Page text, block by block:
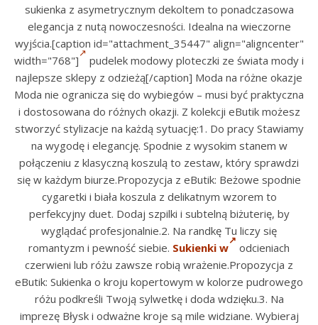
sukienka z asymetrycznym dekoltem to ponadczasowa
elegancja z nutą nowoczesności. Idealna na wieczorne
wyjścia.[caption id="attachment_35447" align="aligncenter"
width="768"]
pudelek modowy ploteczki ze świata mody i
najlepsze sklepy z odzieżą[/caption] Moda na różne okazje
Moda nie ogranicza się do wybiegów – musi być praktyczna
i dostosowana do różnych okazji. Z kolekcji eButik możesz
stworzyć stylizacje na każdą sytuację:1. Do pracy Stawiamy
na wygodę i elegancję. Spodnie z wysokim stanem w
połączeniu z klasyczną koszulą to zestaw, który sprawdzi
się w każdym biurze.Propozycja z eButik: Beżowe spodnie
cygaretki i biała koszula z delikatnym wzorem to
perfekcyjny duet. Dodaj szpilki i subtelną biżuterię, by
wyglądać profesjonalnie.2. Na randkę Tu liczy się
romantyzm i pewność siebie. Sukienki w
odcieniach
czerwieni lub różu zawsze robią wrażenie.Propozycja z
eButik: Sukienka o kroju kopertowym w kolorze pudrowego
różu podkreśli Twoją sylwetkę i doda wdzięku.3. Na
imprezę Błysk i odważne kroje są mile widziane. Wybieraj